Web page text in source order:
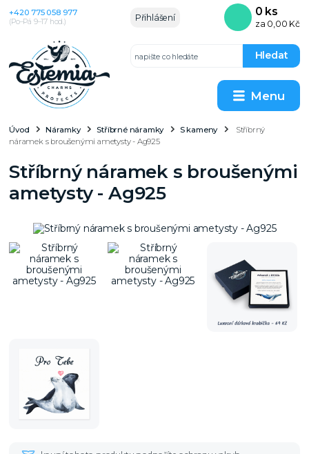
Menu
Přihlášení
Hledat
+420 775 058 977
(Po–Pá 9–17 hod.)
0 ks
za 0,00 Kč
Úvod Náramky Stříbrné náramky S kameny
Stříbrný
náramek s broušenými ametysty - Ag925
Stříbrný náramek s broušenými
ametysty - Ag925